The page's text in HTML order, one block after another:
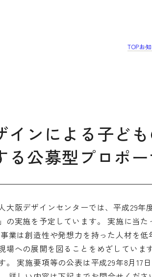
貸会議室・レンタル
ODCクラウドソーシ
機関一覧関西デザイン学校一覧
ャルメディアポリシー
TOPお
インによる子ど
る公募型プロポ
大阪デザインセンターでは、平成29
の実施を予定しています。 実施に当
業は創造性や発想力を持った人材を
場への展開を図ることをめざしてい
。 実施要項等の公表は平成29年8月17